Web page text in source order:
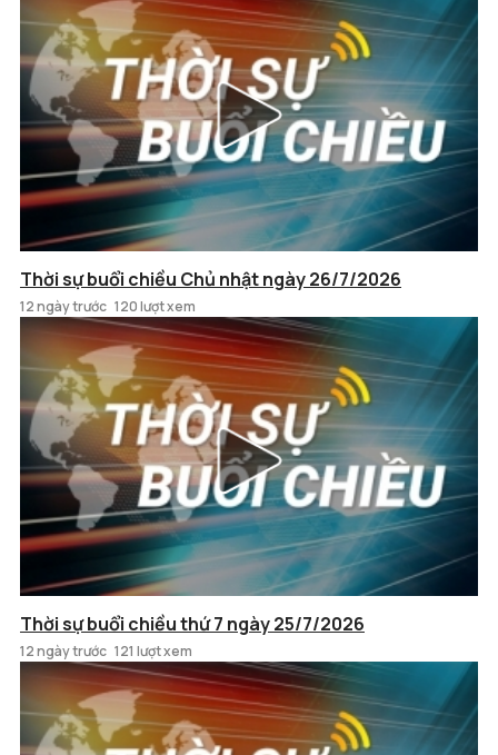
Thời sự buổi chiều Chủ nhật ngày 26/7/2026
12 ngày trước 120 lượt xem
Thời sự buổi chiều thứ 7 ngày 25/7/2026
12 ngày trước 121 lượt xem